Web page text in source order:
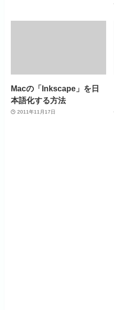
Macの「Inkscape」を日
本語化する方法
2011年11月17日